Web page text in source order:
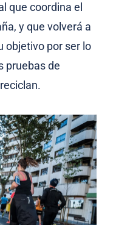
que coordina el
y que volverá a
objetivo por ser lo
pruebas de